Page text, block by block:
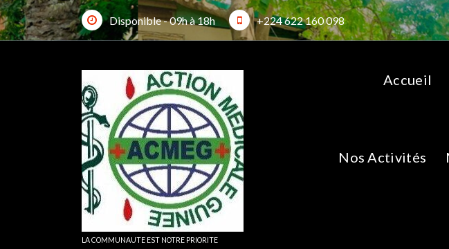
Aller
au
contenu
Disponible - 09h à 18h +224 622 160 098
LA COMMUNAUTE EST NOTRE PRIORITE
Accueil
Nos Activités